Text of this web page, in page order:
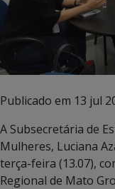
Publicado em 13 jul
A Subsecretária de
Mulheres, Luciana
terça-feira (13.07),
Regional de Mato